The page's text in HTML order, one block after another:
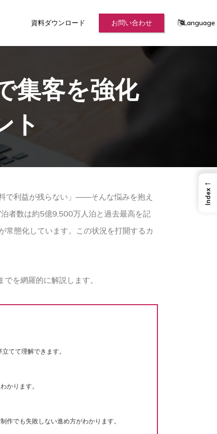
資料ダウンロード お問い合わせ Language
集客を強化
ト
で利益が残らない」——そんな悩みを抱え
者数は約5億9,500万人泊と過去最高を記
常態化しています。この状況を打開するカ
を網羅的に解説します。
てて理解できます。
かります。
でも失敗しない進め方がわかります。
←
Index